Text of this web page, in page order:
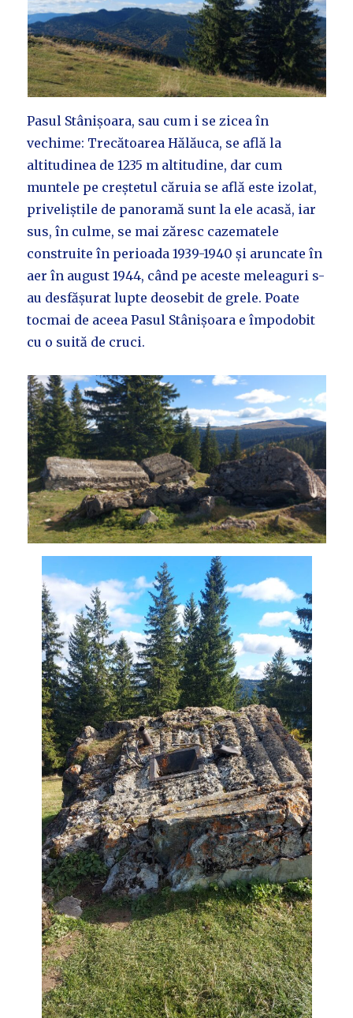
Pasul Stânișoara, sau cum i se zicea în
vechime: Trecătoarea Hălăuca, se află la
altitudinea de 1235 m altitudine, dar cum
muntele pe creștetul căruia se află este izolat,
priveliștile de panoramă sunt la ele acasă, iar
sus, în culme, se mai zăresc cazematele
construite în perioada 1939-1940 și aruncate în
aer în august 1944, când pe aceste meleaguri s-
au desfășurat lupte deosebit de grele. Poate
tocmai de aceea Pasul Stânișoara e împodobit
cu o suită de cruci.